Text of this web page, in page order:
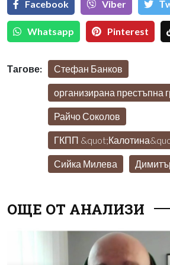
Facebook Viber
Whatsapp Pinterest
Тагове: Стефан Банков
организирана престъпна
Райчо Соколов
ГКПП
Сийка Милева
ОЩЕ ОТ АНАЛИЗИ